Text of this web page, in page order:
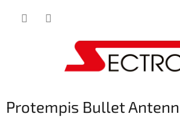
Protempis Bullet